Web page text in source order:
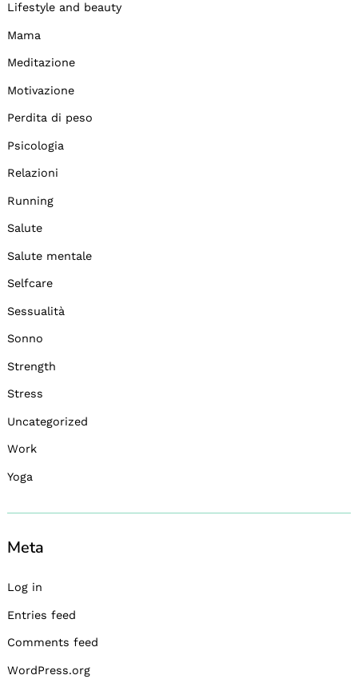
Lifestyle and beauty
Mama
Meditazione
Motivazione
Perdita di peso
Psicologia
Relazioni
Running
Salute
Salute mentale
Selfcare
Sessualità
Sonno
Strength
Stress
Uncategorized
Work
Yoga
Meta
Log in
Entries feed
Comments feed
WordPress.org